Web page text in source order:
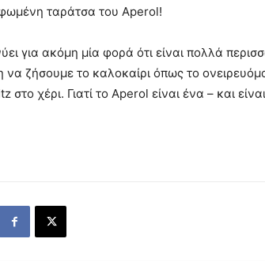
ταράτσα του Aperol!
για ακόμη μία φορά ότι είναι πολλά
ζήσουμε το καλοκαίρι όπως το
στο χέρι. Γιατί το Aperol είναι ένα – και